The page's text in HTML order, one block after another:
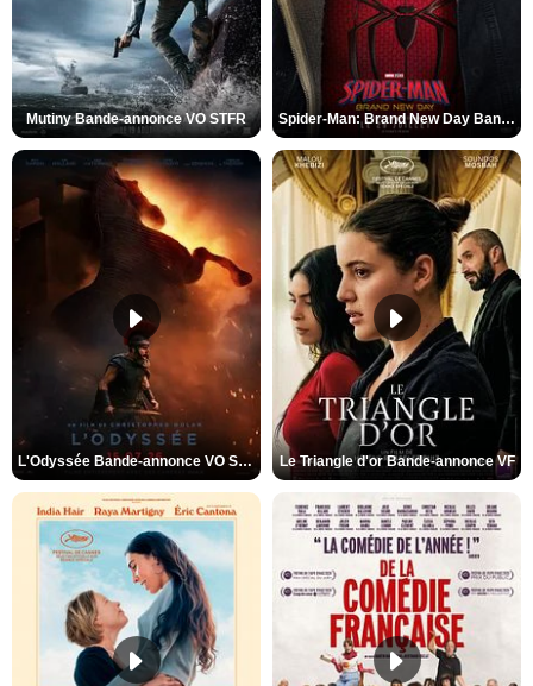
Mutiny Bande-annonce VO STFR Spider-Man: Brand New Day Bande-annonce VO STFR
L'Odyssée Bande-annonce VO STFR Le Triangle d'or Bande-annonce VF